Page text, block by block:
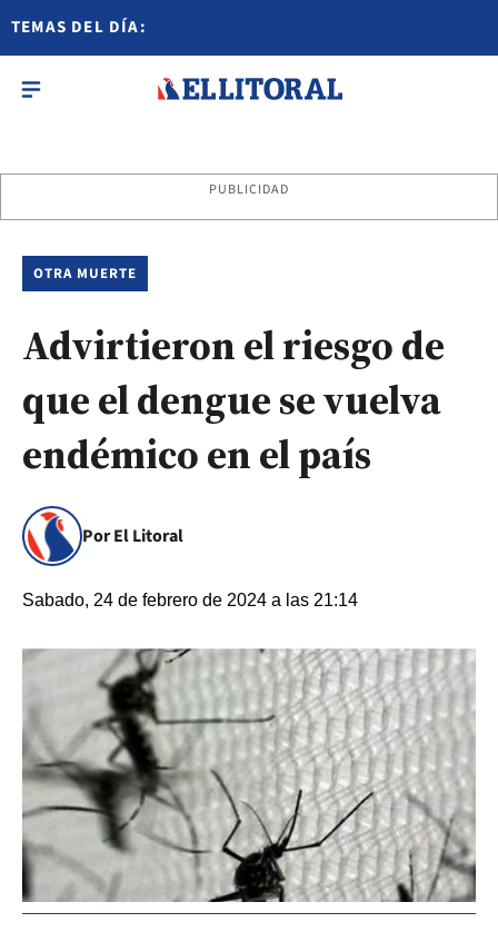
TEMAS DEL DÍA:
PUBLICIDAD
OTRA MUERTE
Advirtieron el riesgo de
que el dengue se vuelva
endémico en el país
Por El Litoral
Sabado, 24 de febrero de 2024 a las 21:14